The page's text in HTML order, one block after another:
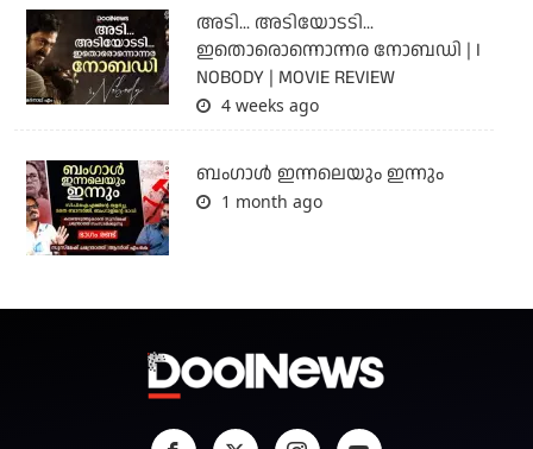
അടി... അടിയോടടി...
ഇതൊരൊന്നൊന്നര നോബഡി | I
NOBODY | MOVIE REVIEW
4 weeks ago
ബംഗാള്‍ ഇന്നലെയും ഇന്നും
1 month ago